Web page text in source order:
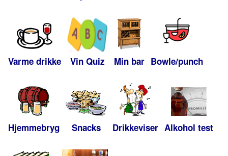
Varme drikke Vin Quiz Min bar Bowle/punch
Hjemmebryg Snacks Drikkeviser Alkohol test